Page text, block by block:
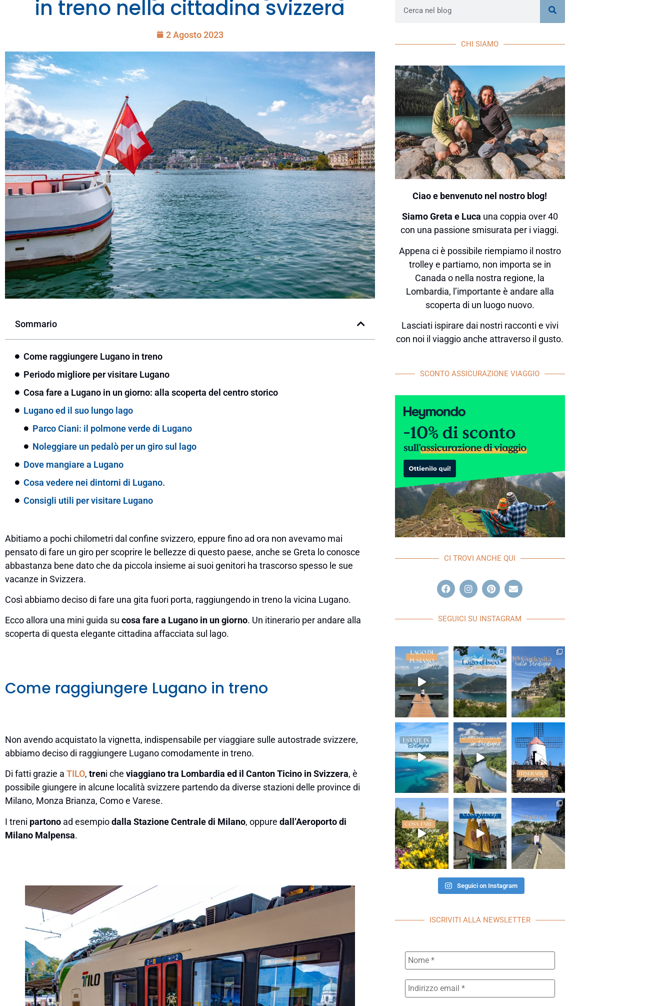
in treno nella cittadina svizzera
2 Agosto 2023
Sommario
Come raggiungere Lugano in treno
Periodo migliore per visitare Lugano
Cosa fare a Lugano in un giorno: alla scoperta del centro storico
Lugano ed il suo lungo lago
Parco Ciani: il polmone verde di Lugano
Noleggiare un pedalò per un giro sul lago
Dove mangiare a Lugano
Cosa vedere nei dintorni di Lugano.
Consigli utili per visitare Lugano
Abitiamo a pochi chilometri dal confine svizzero, eppure fino ad ora non avevamo mai
pensato di fare un giro per scoprire le bellezze di questo paese, anche se Greta lo conosce
abbastanza bene dato che da piccola insieme ai suoi genitori ha trascorso spesso le sue
vacanze in Svizzera.
Così abbiamo deciso di fare una gita fuori porta, raggiungendo in treno la vicina Lugano.
Ecco allora una mini guida su cosa fare a Lugano in un giorno. Un itinerario per andare alla
scoperta di questa elegante cittadina affacciata sul lago.
Come raggiungere Lugano in treno
Non avendo acquistato la vignetta, indispensabile per viaggiare sulle autostrade svizzere,
abbiamo deciso di raggiungere Lugano comodamente in treno.
Di fatti grazie a TILO, treni che viaggiano tra Lombardia ed il Canton Ticino in Svizzera, è
possibile giungere in alcune località svizzere partendo da diverse stazioni delle province di
Milano, Monza Brianza, Como e Varese.
I treni partono ad esempiodalla Stazione Centrale di Milano, oppure dall’Aeroporto di
Milano Malpensa.
CHI SIAMO
Ciao e benvenuto nel nostro blog!
Siamo Greta e Luca una coppia over 40
con una passione smisurata per i viaggi.
Appena ci è possibile riempiamo il nostro
trolley e partiamo, non importa se in
Canada o nella nostra regione, la
Lombardia, l’importante è andare alla
scoperta di un luogo nuovo.
Lasciati ispirare dai nostri racconti e vivi
con noi il viaggio anche attraverso il gusto.
SCONTO ASSICURAZIONE VIAGGIO
CI TROVI ANCHE QUI
SEGUICI SU INSTAGRAM
Seguici on Instagram
ISCRIVITI ALLA NEWSLETTER